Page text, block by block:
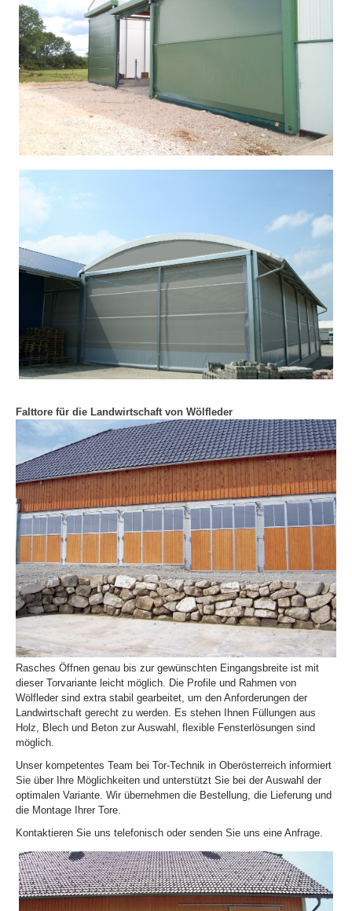
Falttore für die Landwirtschaft von Wölfleder
Rasches Öffnen genau bis zur gewünschten Eingangsbreite ist mit
dieser Torvariante leicht möglich. Die Profile und Rahmen von
Wölfleder sind extra stabil gearbeitet, um den Anforderungen der
Landwirtschaft gerecht zu werden. Es stehen Ihnen Füllungen aus
Holz, Blech und Beton zur Auswahl, flexible Fensterlösungen sind
möglich.
Unser kompetentes Team bei Tor-Technik in Oberösterreich informiert
Sie über Ihre Möglichkeiten und unterstützt Sie bei der Auswahl der
optimalen Variante. Wir übernehmen die Bestellung, die Lieferung und
die Montage Ihrer Tore.
Kontaktieren Sie uns telefonisch oder senden Sie uns eine Anfrage.